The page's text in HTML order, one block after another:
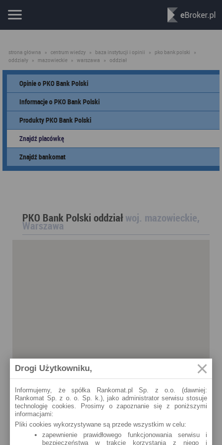
strona główna » centrum wiedzy » baza instytucji i opinii » pko bank polski
»
oddziały » mazowieckie » warszawa » oddział
Opinie o PKO Bank Polski
Informacje o PKO Bank Polski
Produkty PKO Bank Polski
Znajdź placówkę
Znajdź bankomat
PKO Bank Polski oddziałwoj. mazowieckie,
Warszawa
Drogi Użytkowniku,
Informujemy, że spółka Rankomat.pl Sp. z o.o. (dawniej:
Rankomat Sp. z o. o. Sp. k.), jako administrator serwisu stosuje
technologię cookies. Prosimy o zapoznanie się z poniższymi
informacjami:
Pliki cookies wykorzystywane są przede wszystkim w celu:
zapewnienie prawidłowego funkcjonowania serwisu i
bezpieczeństwa w trakcie korzystania z niego i